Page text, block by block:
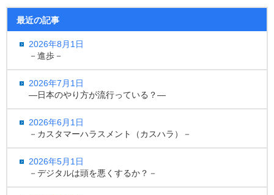
最近の記事
2026年8月1日
－進歩－
2026年7月1日
―日本のやり方が流行っている？―
2026年6月1日
－カスタマーハラスメント（カスハラ）－
2026年5月1日
－デジタルは頭を悪くするか？－